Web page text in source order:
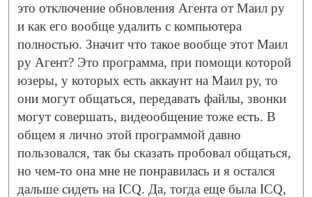
это отключение обновления Агента от Маил ру
и как его вообще удалить с компьютера
полностью. Значит что такое вообще этот Маил
ру Агент? Это программа, при помощи которой
юзеры, у которых есть аккаунт на Маил ру, то
они могут общаться, передавать файлы, звонки
могут совершать, видеообщение тоже есть. В
общем я лично этой программой давно
пользовался, так бы сказать пробовал общаться,
но чем-то она мне не понравилась и я остался
дальше сидеть на ICQ. Да, тогда еще была ICQ,